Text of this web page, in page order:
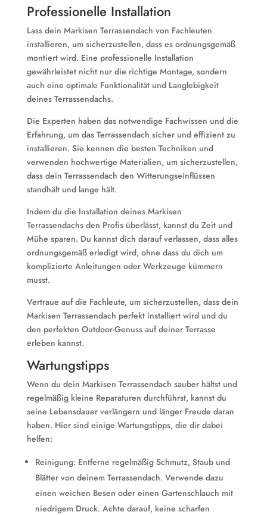
Professionelle Installation
Lass dein Markisen Terrassendach von Fachleuten
installieren, um sicherzustellen, dass es ordnungsgemäß
montiert wird. Eine professionelle Installation
gewährleistet nicht nur die richtige Montage, sondern
auch eine optimale Funktionalität und Langlebigkeit
deines Terrassendachs.
Die Experten haben das notwendige Fachwissen und die
Erfahrung, um das Terrassendach sicher und effizient zu
installieren. Sie kennen die besten Techniken und
verwenden hochwertige Materialien, um sicherzustellen,
dass dein Terrassendach den Witterungseinflüssen
standhält und lange hält.
Indem du die Installation deines Markisen
Terrassendachs den Profis überlässt, kannst du Zeit und
Mühe sparen. Du kannst dich darauf verlassen, dass alles
ordnungsgemäß erledigt wird, ohne dass du dich um
komplizierte Anleitungen oder Werkzeuge kümmern
musst.
Vertraue auf die Fachleute, um sicherzustellen, dass dein
Markisen Terrassendach perfekt installiert wird und du
den perfekten Outdoor-Genuss auf deiner Terrasse
erleben kannst.
Wartungstipps
Wenn du dein Markisen Terrassendach sauber hältst und
regelmäßig kleine Reparaturen durchführst, kannst du
seine Lebensdauer verlängern und länger Freude daran
haben. Hier sind einige Wartungstipps, die dir dabei
helfen:
Reinigung: Entferne regelmäßig Schmutz, Staub und
Blätter von deinem Terrassendach. Verwende dazu
einen weichen Besen oder einen Gartenschlauch mit
niedrigem Druck. Achte darauf, keine scharfen